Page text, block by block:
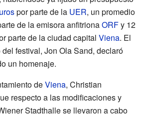
por parte de la UER, un promedio
de la emisora anfitrionaORFy 12
parte de la ciudad capital Viena. El
festival, Jon Ola Sand, declaró
un homenaje.
deViena, Christian
respecto a las modificaciones y
Stadthalle se llevaron a cabo